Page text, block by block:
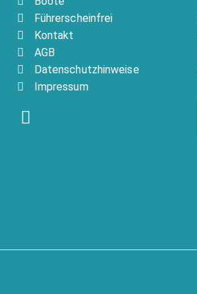
Führerscheinfrei
Kontakt
AGB
Datenschutzhinweise
Impressum